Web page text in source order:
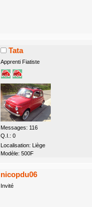
Tata
Apprenti Fiatiste
Messages: 116
Q.I.: 0
Localisation: Liège
Modèle: 500F
nicopdu06
Invité